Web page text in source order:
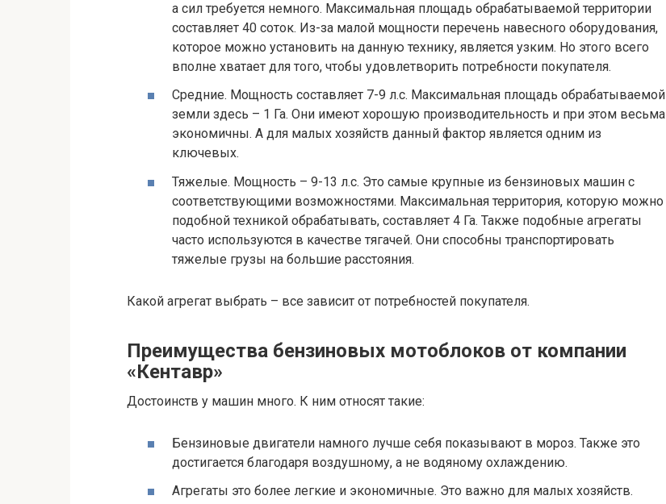
а сил требуется немного. Максимальная площадь обрабатываемой территории
составляет 40 соток. Из-за малой мощности перечень навесного оборудования,
которое можно установить на данную технику, является узким. Но этого всего
вполне хватает для того, чтобы удовлетворить потребности покупателя.
Средние. Мощность составляет 7-9 л.с. Максимальная площадь обрабатываемой
земли здесь – 1 Га. Они имеют хорошую производительность и при этом весьма
экономичны. А для малых хозяйств данный фактор является одним из
ключевых.
Тяжелые. Мощность – 9-13 л.с. Это самые крупные из бензиновых машин с
соответствующими возможностями. Максимальная территория, которую можно
подобной техникой обрабатывать, составляет 4 Га. Также подобные агрегаты
часто используются в качестве тягачей. Они способны транспортировать
тяжелые грузы на большие расстояния.
Какой агрегат выбрать – все зависит от потребностей покупателя.
Преимущества бензиновых мотоблоков от компании
«Кентавр»
Достоинств у машин много. К ним относят такие:
Бензиновые двигатели намного лучше себя показывают в мороз. Также это
достигается благодаря воздушному, а не водяному охлаждению.
Агрегаты это более легкие и экономичные. Это важно для малых хозяйств.